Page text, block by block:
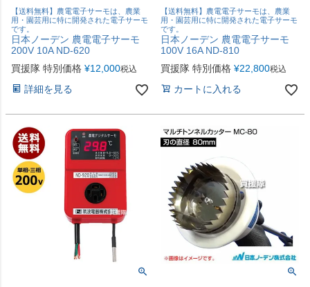
【送料無料】農電電子サーモは、農業
用・園芸用に特に開発された電子サーモ
です。
日本ノーデン 農電電子サーモ
200V 10A ND-620
買援隊 特別価格 ¥12,000税込
詳細を見る
【送料無料】農電電子サーモは、農業
用・園芸用に特に開発された電子サーモ
です。
日本ノーデン 農電電子サーモ
100V 16A ND-810
買援隊 特別価格 ¥22,800税込
カートに入れる